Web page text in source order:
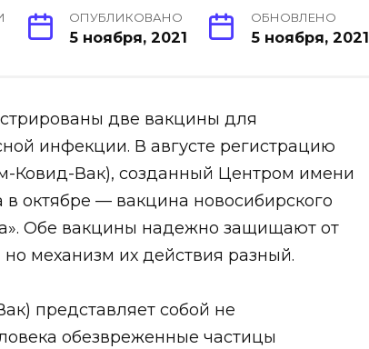
ОПУБЛИКОВАНО
5 ноября, 2021
ОБНОВЛЕНО
5 ноября, 2021
две вакцины для
инфекции. В августе регистрацию
Ковид-Вак), созданный Центром имени
октябре — вакцина новосибирского
Обе вакцины надежно защищают от
механизм их действия разный.
представляет собой не
обезвреженные частицы